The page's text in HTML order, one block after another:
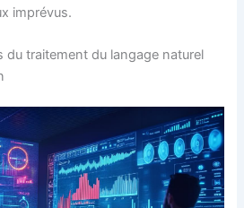
imprévus.
du traitement du langage naturel